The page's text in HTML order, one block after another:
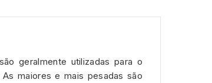
geralmente utilizadas para o
maiores e mais pesadas são